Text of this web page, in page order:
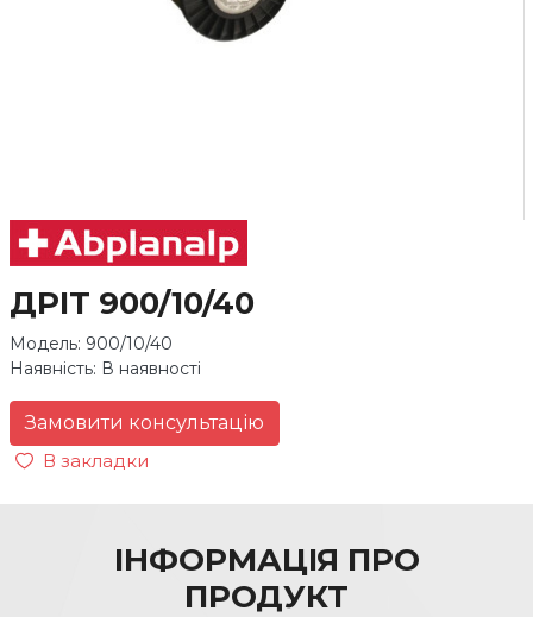
ДРІТ 900/10/40
Модель: 900/10/40
Наявність: В наявності
Замовити консультацію
В закладки
ІНФОРМАЦІЯ ПРО
ПРОДУКТ